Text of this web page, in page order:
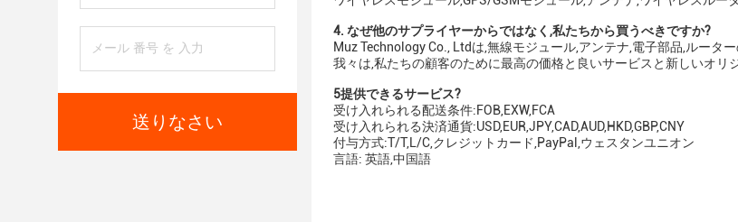
送りなさい
4. なぜ他のサプライヤーからではなく,私たちから買うべきですか?
Muz Technology Co., Ltdは,無線モジュール,アンテナ,電子部品,ルー
我々は,私たちの顧客のために最高の価格と良いサービスと新しいオリ
5提供できるサービス?
受け入れられる配送条件:FOB,EXW,FCA
受け入れられる決済通貨:USD,EUR,JPY,CAD,AUD,HKD,GBP,CNY
付与方式:T/T,L/C,クレジットカード,PayPal,ウェスタンユニオン
言語: 英語,中国語